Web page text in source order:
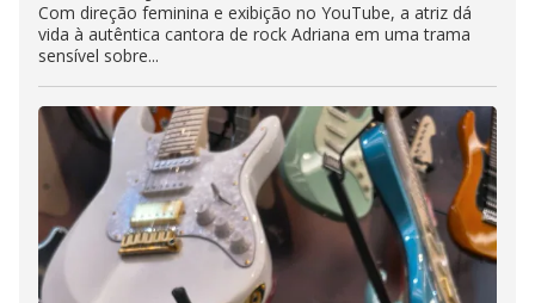
Com direção feminina e exibição no YouTube, a atriz dá
vida à autêntica cantora de rock Adriana em uma trama
sensível sobre...